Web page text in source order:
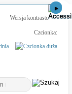
Wersja kontrastowa
Czcionka: